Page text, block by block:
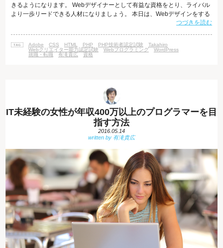
きるようになります。 Webデザイナーとして有益な資格をとり、ライバル
より一歩リードできる人材になりましょう。 本日は、Webデザインをする
上で役に立つ資格をご紹介します。 ■Webクリエイター能力認定試験 Web
ンにおけるWebサイトは、見た目のインパクトよりも、利便性や汎用性の
高いユニバ
つづきを読む
Adobe CSS HTML PHP PHP技術者認定試験
Takahiro
Webクリエイター能力認定試験
Webプログラミング
WordPress
就職・転職
有滝貴広 資格
IT未経験の女性が年収400万以上のプログラマーを目
指す方法
2016.05.14